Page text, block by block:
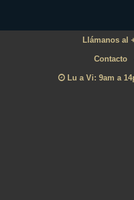
Llámanos al
Contacto
Lu a Vi: 9am a